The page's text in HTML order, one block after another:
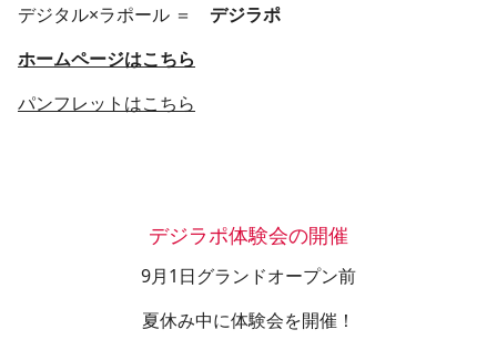
デジタル×ラポール ＝ デジラポ
ホームページはこちら
パンフレットはこちら
デジラポ体験会の開催
9月1日グランドオープン前
夏休み中に体験会を開催！